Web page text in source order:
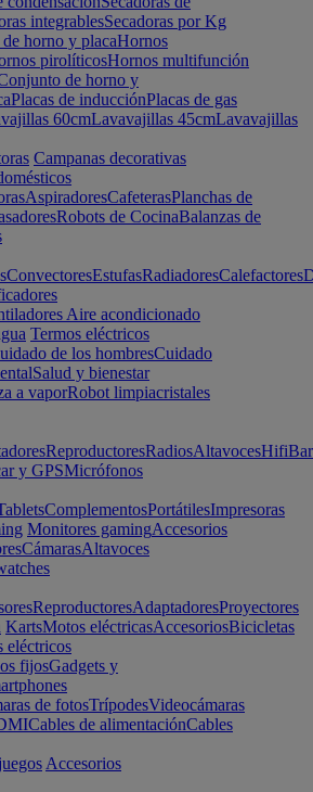
integrablesSecadoras por Kg
horno y placaHornos
pirolíticosHornos multifunción
de horno y
Placas de inducciónPlacas de gas
60cmLavavajillas 45cmLavavajillas
Campanas decorativas
AspiradoresCafeterasPlanchas de
Robots de CocinaBalanzas de
ConvectoresEstufasRadiadoresCalefactores
Aire acondicionado
Termos eléctricos
de los hombresCuidado
Salud y bienestar
a vaporRobot limpiacristales
ReproductoresRadiosAltavocesHifi
y GPSMicrófonos
ComplementosPortátilesImpresoras
Monitores gamingAccesorios
CámarasAltavoces
ReproductoresAdaptadoresProyectores
KartsMotos eléctricasAccesoriosBicicletas
eléctricos
fijosGadgets y
de fotosTrípodesVideocámaras
Cables de alimentaciónCables
Accesorios